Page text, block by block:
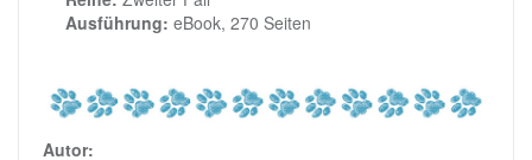
Ausführung: eBook, 270 Seiten
Autor: